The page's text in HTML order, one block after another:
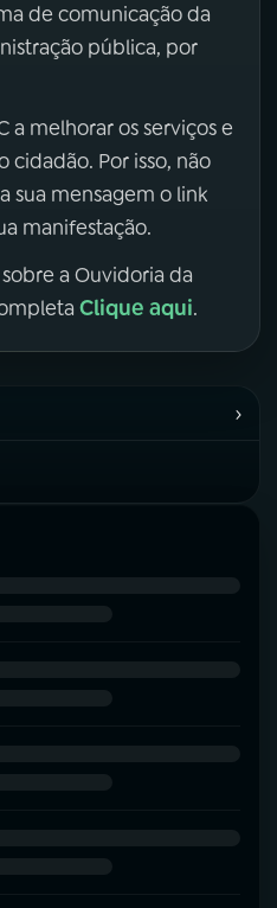
de comunicação da
pública, por
a melhorar os serviços e
cidadão. Por isso, não
sua mensagem o link
manifestação.
a Ouvidoria da
Clique aqui.
›